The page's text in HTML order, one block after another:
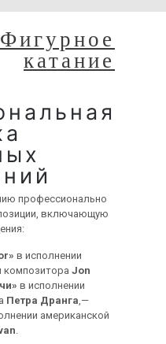
катание
профессионально
включающую
в исполнении
композитора Jon
в исполнении
Петра Дранга,—
американской
.